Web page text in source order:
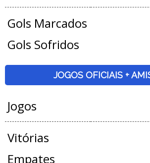
Gols Marcados
Gols Sofridos
JOGOS OFICIAIS +
Jogos
Vitórias
Empates